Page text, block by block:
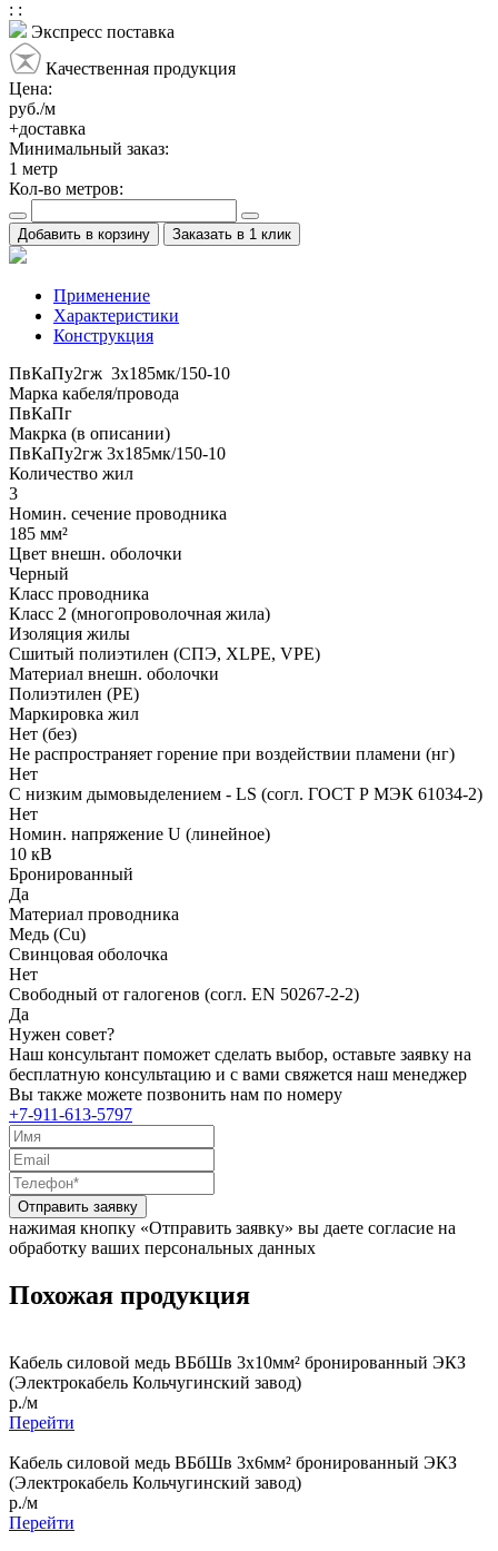
: :
Экспресс поставка
Качественная продукция
Цена:
руб./м
+доставка
Минимальный заказ:
1 метр
Кол-во метров:
Добавить в корзину Заказать в 1 клик
Применение
Характеристики
Конструкция
ПвКаПу2гж 3x185мк/150-10
Марка кабеля/провода
ПвКаПг
Макрка (в описании)
ПвКаПу2гж 3x185мк/150-10
Количество жил
3
Номин. сечение проводника
185 мм²
Цвет внешн. оболочки
Черный
Класс проводника
Класс 2 (многопроволочная жила)
Изоляция жилы
Сшитый полиэтилен (СПЭ, XLPE, VPE)
Материал внешн. оболочки
Полиэтилен (PE)
Маркировка жил
Нет (без)
Не распространяет горение при воздействии пламени (нг)
Нет
С низким дымовыделением - LS (согл. ГОСТ Р МЭК 61034-2)
Нет
Номин. напряжение U (линейное)
10 кВ
Бронированный
Да
Материал проводника
Медь (Cu)
Свинцовая оболочка
Нет
Свободный от галогенов (согл. EN 50267-2-2)
Да
Нужен совет?
Наш консультант поможет сделать выбор, оставьте заявку на
бесплатную консультацию и с вами свяжется наш менеджер
Вы также можете позвонить нам по номеру
+7-911-613-5797
Отправить заявку
нажимая кнопку «Отправить заявку» вы даете согласие на
обработку ваших персональных данных
Похожая продукция
Кабель силовой медь ВБбШв 3x10мм² бронированный ЭКЗ
(Электрокабель Кольчугинский завод)
р./м
Перейти
Кабель силовой медь ВБбШв 3x6мм² бронированный ЭКЗ
(Электрокабель Кольчугинский завод)
р./м
Перейти